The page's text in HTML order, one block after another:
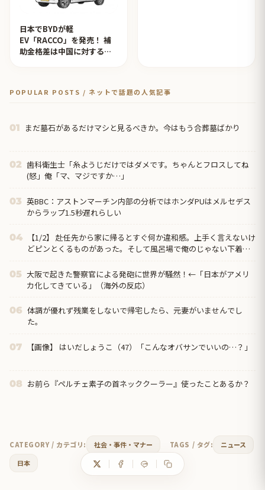
日本でBYDが軽
EV「RACCO」を発売！ 補
助金格差は中国に対するイ
POPULAR POSTS / ネットで話題の人気記事
01 まだ墓石があるだけマシと見るべきか。今はもう合葬墓ばかり
02 歯科衛生士「糸ようじだけではダメです。ちゃんとフロスしてね
(怒」俺「マ、マジですか…」
03 英BBC：アストンマーチン内部の分析ではホンダPUはメルセデス
からラップ1.5秒遅れらしい
04
【1/2】 赴任先から家に帰るとすぐ何か違和感。上手く言えないけ
どピンとくるものがあった。そして風呂場で俺のじゃない下着を
05 大阪で起きた警察官による発砲に世界が騒然！←「日本がアメリ
カ化してきている」（海外の反応）
06 体調が優れず残業をしないで帰宅したら、元妻がいませんでし
た。
07 【画像】 はいだしょうこ（47）「こんなオバサンでいいの…？」
08 お前ら『ペルチェ素子の首ネッククーラー』使ったことあるか？
CATEGORY / カテゴリ: 社会・事件・マナー TAGS / タグ:
ニュース
日本